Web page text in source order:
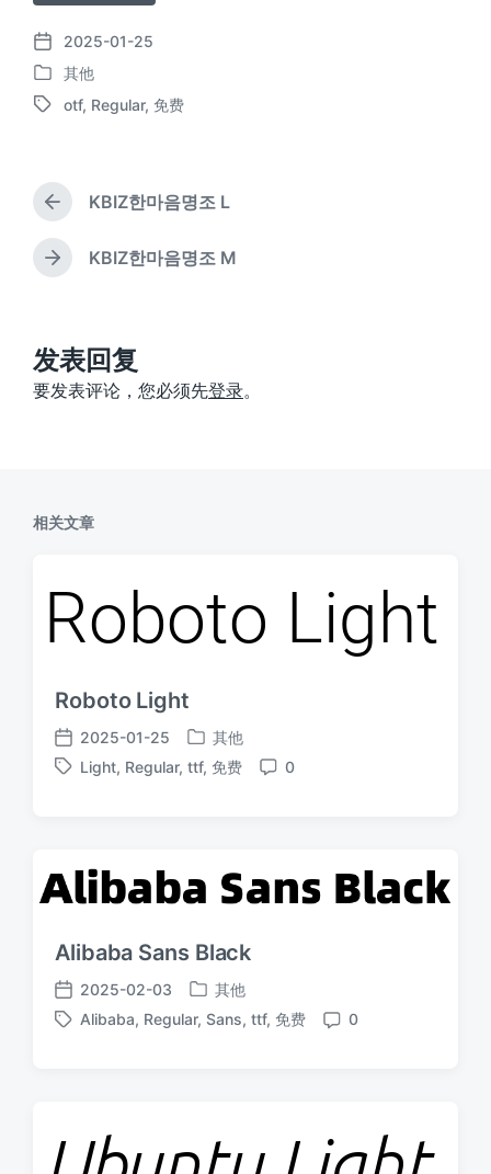
发
布
日
2025-01-25
发
布
其他
标
otf, Regular, 免费
上
篇
文
章
KBIZ한마음명조 L
下
：
KBIZ한마음명조 M
发表回复
要发表评论，您必须先登录。
相关文章
Roboto Light
发
布
2025-01-25
发
布
其他
标
Light, Regular, ttf, 免费
评
0
Alibaba Sans Black
发
布
2025-02-03
发
布
其他
标
Alibaba, Regular, Sans, ttf, 免费
评
0